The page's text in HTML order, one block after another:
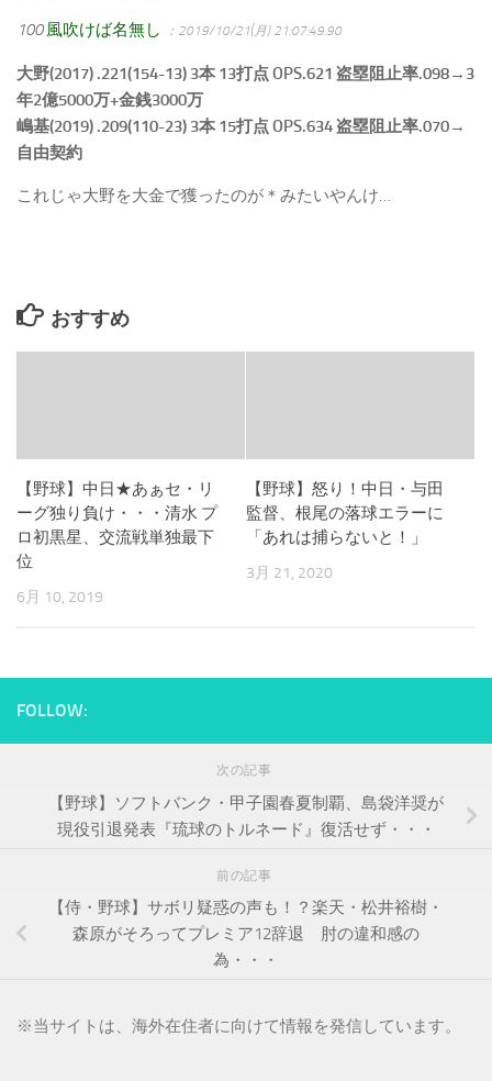
100 風吹けば名無し ：2019/10/21(月) 21:07:49.90
大野(2017) .221(154-13) 3本 13打点 OPS.621 盗塁阻止率.098→3
年2億5000万+金銭3000万
嶋基(2019) .209(110-23) 3本 15打点 OPS.634 盗塁阻止率.070→
自由契約
これじゃ大野を大金で獲ったのが＊みたいやんけ…
おすすめ
【野球】中日★あぁセ・リ
ーグ独り負け・・・清水 プ
ロ初黒星、交流戦単独最下
位
6月 10, 2019
【野球】怒り！中日・与田
監督、根尾の落球エラーに
「あれは捕らないと！」
3月 21, 2020
FOLLOW:
次の記事
【野球】ソフトバンク・甲子園春夏制覇、島袋洋奨が
現役引退発表『琉球のトルネード』復活せず・・・
前の記事
【侍・野球】サボリ疑惑の声も！？楽天・松井裕樹・
森原がそろってプレミア12辞退 肘の違和感の
為・・・
※当サイトは、海外在住者に向けて情報を発信しています。